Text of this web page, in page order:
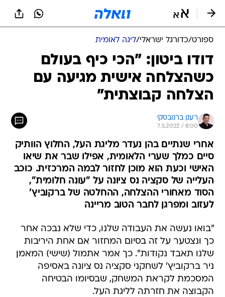
ספורט/כדורגל ישראלי/ליגה לאומית
דודו ביטון: "הכי כיף בעולם
כשהצלחה אישית מגיעה עם
הצלחה קבוצתית"
רענן ברנובסקי
7.5.2022 / 8:00
אחרי שנתיים בהן נעדר מליגת העל, החלוץ הוותיק
סיים כמלך שערי הלאומית, אפילו שבר את שיאו
האישי וכעת הוא מוכן לחזור לבמה המרכזית. כוכב
העלייה של סקציה נס ציונה על "עונה חלומית",
הסוד מאחורי ההצלחה, ההחלטה של ברקוביץ'
לעזוב ומפרגן לחבר הטוב מריינה
"בואו נעשה את העבודה שלנו, כדי שלא נבכה אחר
כך ונצטער על זה בסיום המחזור אם אחת היריבות
שלנו תאבד נקודות". כך אמר אתמול (שישי) המאמן
ניר ברקוביץ' לשחקני סקציה נס ציונה באסיפה
המסכמת לקראת המשחק, שבסיומו הבטיחה
הקבוצה את חזרתה לליגת העל.